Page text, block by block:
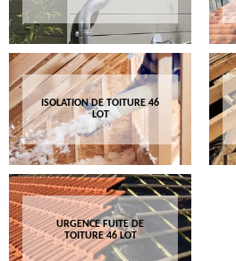
ISOLATION DE TOITURE 46
LOT
URGENCE FUITE DE
TOITURE 46 LOT